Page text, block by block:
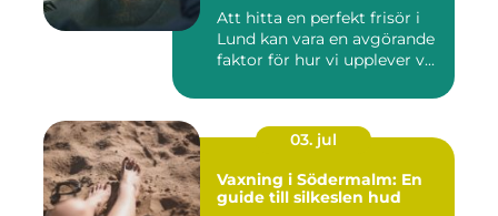
Att hitta en perfekt frisör i
Lund kan vara en avgörande
faktor för hur vi upplever v...
03. jul
Vaxning i Södermalm: En
guide till silkeslen hud